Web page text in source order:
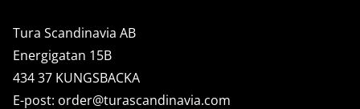
Tura Scandinavia AB
Energigatan 15B
434 37 KUNGSBACKA
E-post: order@turascandinavia.com